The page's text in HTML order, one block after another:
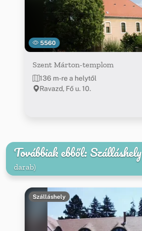
5560
Szent Márton-templom
136 m-re a helytől
Ravazd, Fő u. 10.
Továbbiak ebből: Szálláshely
darab)
Szálláshely